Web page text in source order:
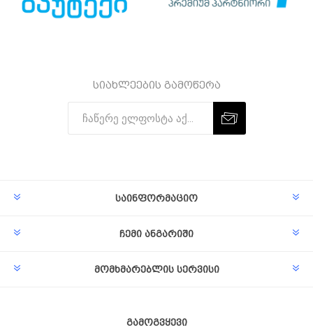
სიახლეების გამოწერა
საინფორმაციო
ჩემი ანგარიში
მომხმარებლის სერვისი
გამოგვყევი